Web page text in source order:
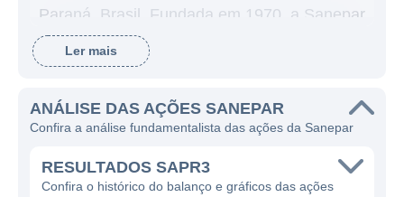
Paraná, Brasil. Fundada em 1970, a Sanepar
desempenha um papel crucial na
infraestrutura de saúde pública e meio
serviços de esgoto, que são essenciais para
o desenvolvimento social e econômico da
região. Com uma vasta gama de operações,
a Sanepar busca assegurar a qualidade de
Ler mais
ANÁLISE DAS AÇÕES SANEPAR
Confira a análise fundamentalista das ações da Sanepar
RESULTADOS SAPR3
Confira o histórico do balanço e gráficos das ações